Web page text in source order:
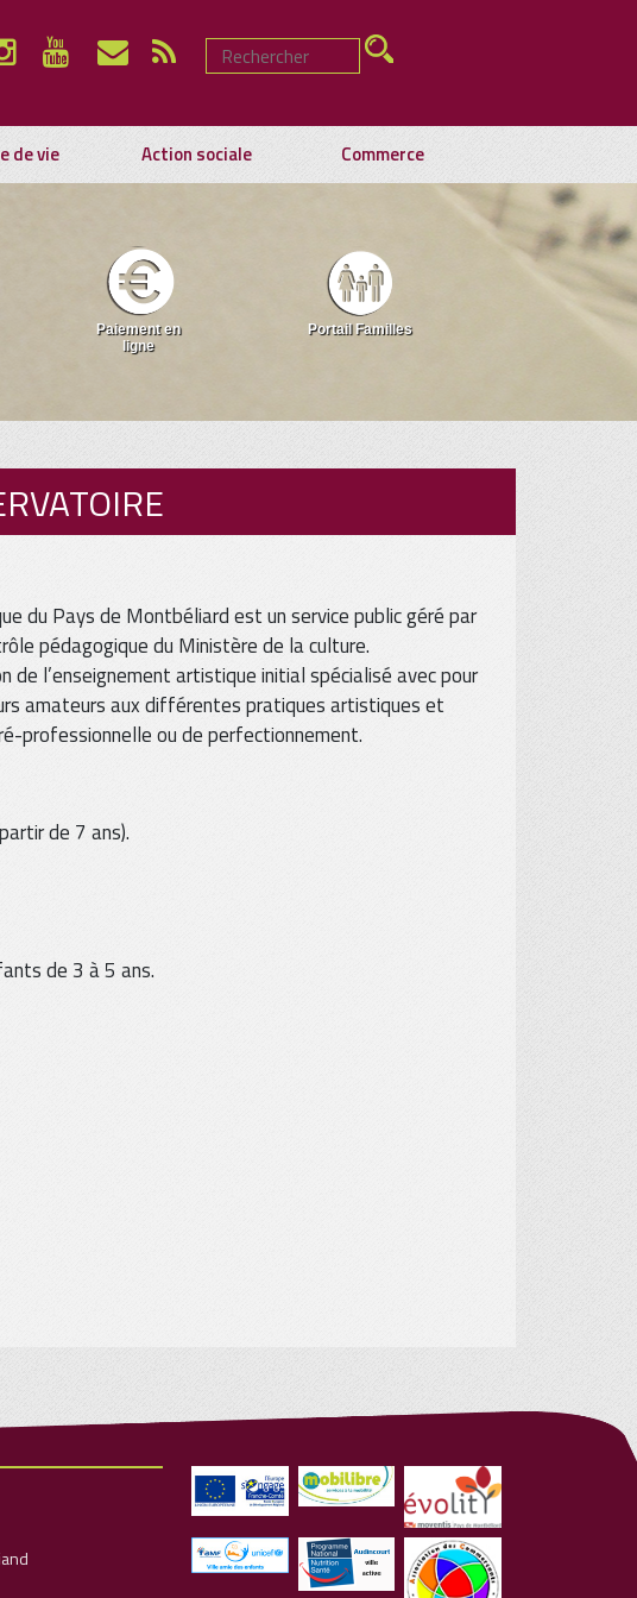
de vie Action sociale Commerce
Paiement en
ligne
Portail Familles
du Pays de Montbéliard est un service public géré par
pédagogique du Ministère de la culture.
de l’enseignement artistique initial spécialisé avec pour
amateurs aux différentes pratiques artistiques et
professionnelle ou de perfectionnement.
de 7 ans).
de 3 à 5 ans.